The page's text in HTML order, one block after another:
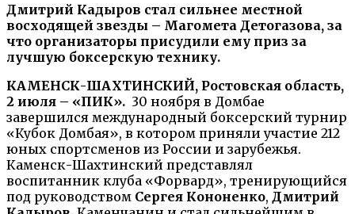
Дмитрий Кадыров стал сильнее местной
восходящей звезды – Магомета Детогазова, за
что организаторы присудили ему приз за
лучшую боксерскую технику.
КАМЕНСК-ШАХТИНСКИЙ, Ростовская область,
2 июля – «ПИК». 30 ноября в Домбае
завершился международный боксерский турнир
«Кубок Домбая», в котором приняли участие 212
юных спортсменов из России и зарубежья.
Каменск-Шахтинский представлял
воспитанник клуба «Форвард», тренирующийся
под руководством Сергея Кононенко, Дмитрий